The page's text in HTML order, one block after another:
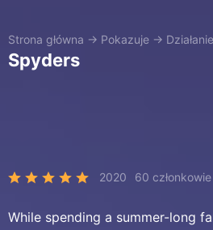
Strona główna → Pokazuje → Działanie
Spyders
2020 60 członkowie
While spending a summer-long